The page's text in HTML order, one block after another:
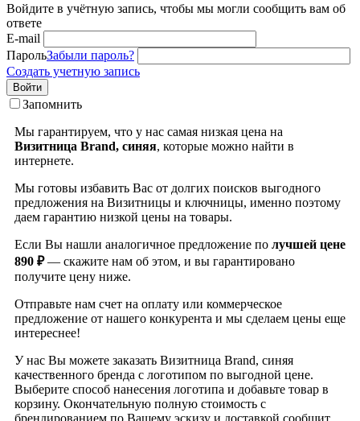
Войдите в учётную запись, чтобы мы могли сообщить вам об
ответе
E-mail
ПарольЗабыли пароль?
Создать учетную запись
Войти
Запомнить
Мы гарантируем, что у нас самая низкая цена на
Визитница Brand, синяя, которые можно найти в
интернете.
Мы готовы избавить Вас от долгих поисков выгодного
предложения на Визитницы и ключницы, именно поэтому
даем гарантию низкой цены на товары.
Если Вы нашли аналогичное предложение по лучшей цене
890 ₽— скажите нам об этом, и вы гарантировано
получите цену ниже.
Отправьте нам счет на оплату или коммерческое
предложение от нашего конкурента и мы сделаем цены еще
интереснее!
У нас Вы можете заказать Визитница Brand, синяя
качественного бренда с логотипом по выгодной цене.
Выберите способ нанесения логотипа и добавьте товар в
корзину. Окончательную полную стоимость с
брендированием по Вашему эскизу и доставкой сообщит